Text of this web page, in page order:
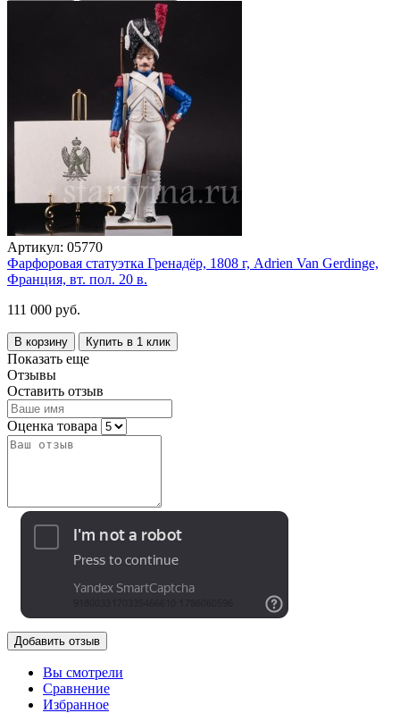
Артикул: 05770
Фарфоровая статуэтка Гренадёр, 1808 г, Adrien Van Gerdinge,
Франция, вт. пол. 20 в.
111 000 руб.
В корзину Купить в 1 клик
Показать еще
Отзывы
Оставить отзыв
Оценка товара
Добавить отзыв
Вы смотрели
Сравнение
Избранное